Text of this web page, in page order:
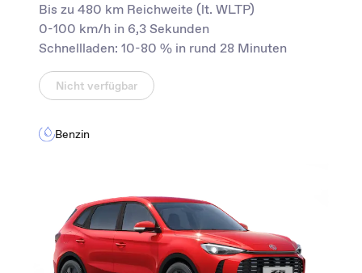
Bis zu 480 km Reichweite (lt. WLTP)
0-100 km/h in 6,3 Sekunden
Schnellladen: 10-80 % in rund 28 Minuten
Nicht verfügbar
Benzin